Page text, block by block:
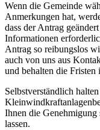
Wenn die Gemeinde
Anmerkungen hat,
dass der Antrag
Informationen
Antrag so reibungslos
auch von uns aus
und behalten die Fristen
Selbstverständlich
Ihnen die
lassen.